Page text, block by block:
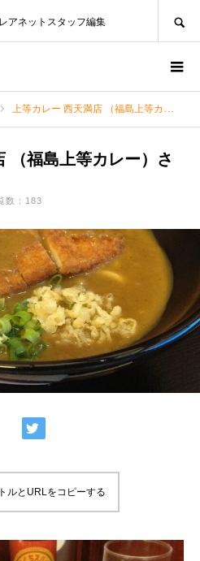
アネットスタッフ編集
上等カレー 西天満店 （福島上等カレー）さん
（福島上等カレー）さ
数：183
ルとURLをコピーする